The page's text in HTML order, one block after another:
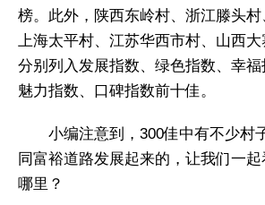
榜。此外，陕西东岭村、浙江滕头村
上海太平村、江苏华西市村、山西
分别列入发展指数、绿色指数、幸福
魅力指数、口碑指数前十佳。
小编注意到，300佳中有不少村
同富裕道路发展起来的，让我们一
哪里？